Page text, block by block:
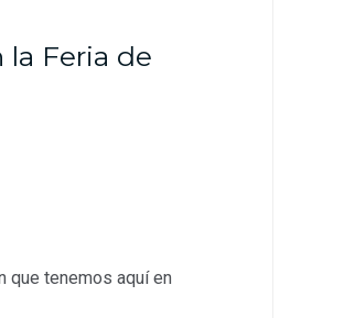
la Feria de
que tenemos aquí en